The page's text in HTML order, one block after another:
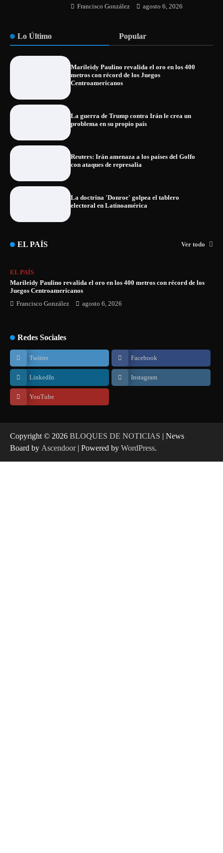
Francisco González agosto 6, 2026
Lo Último Popular
Marileidy Paulino revalida el oro en los 400
metros con récord de los Juegos
Centroamericanos
La guerra de Trump contra Irán le crea un
problema en su propio país
Reuters: Irán amenaza a los países del Golfo
con ataques de represalia
La doctrina 'Donroe' golpea el tablero
electoral en Latinoamérica
EL PAÍS Ver todo
EL PAÍS
Marileidy Paulino revalida el oro en los 400 metros con récord de los
Juegos Centroamericanos
Francisco González agosto 6, 2026
Redes Sociales
Twitter Facebook
LinkedIn Instagram
YouTube
Copyright © 2026 BLOQUES DE NOTICIAS | News
Board by Ascendoor| Powered by WordPress.